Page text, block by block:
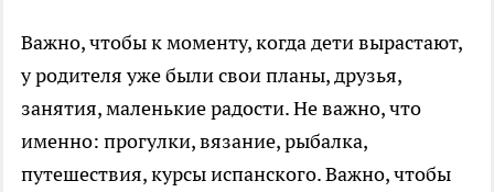
Важно, чтобы к моменту, когда дети вырастают,
у родителя уже были свои планы, друзья,
занятия, маленькие радости. Не важно, что
именно: прогулки, вязание, рыбалка,
путешествия, курсы испанского. Важно, чтобы